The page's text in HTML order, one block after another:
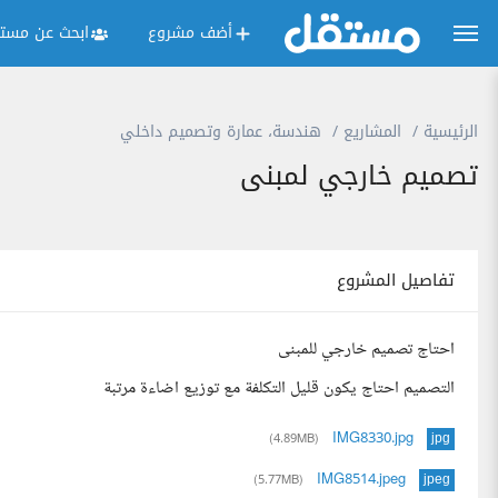
أضف مشروع ابحث عن
الرئيسية المشاريع هندسة، عمارة وتصميم داخلي
تصميم خارجي لمبنى
تفاصيل المشروع
احتاج تصميم خارجي للمبنى
التصميم احتاج يكون قليل التكلفة مع توزيع اضاءة مرتبة
jpg
IMG8330.jpg
(4.89MB)
jpeg
IMG8514.jpeg
(5.77MB)